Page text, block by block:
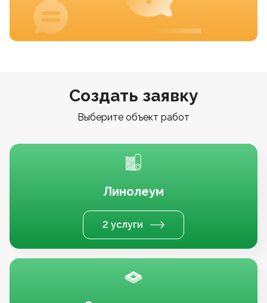
Создать заявку
Выберите объект работ
Линолеум
2 услуги